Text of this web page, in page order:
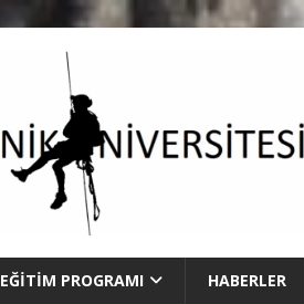
EĞITIM PROGRAMI HABERLER